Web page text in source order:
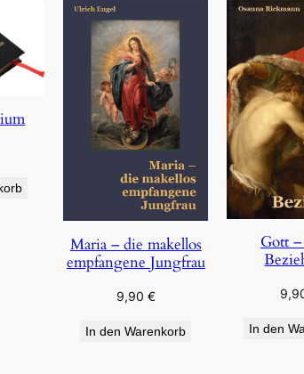
Maria – die makellos
empfangene Jungfrau
9,90 €
In den Warenkorb
Gott
In den